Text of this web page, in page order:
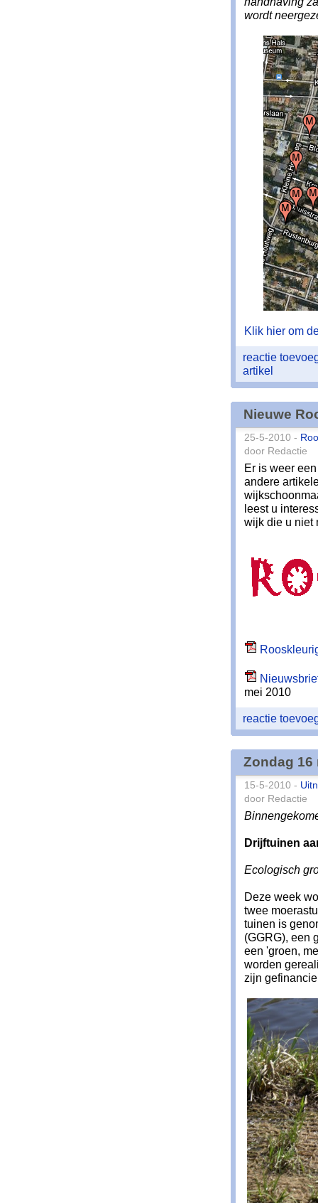
wordt
Klik hier om
reactie
artikel
Nieuwe
25-5-2010 -
door Redactie
Er is weer
andere
leest u
wijk die u niet
mei 2010
reactie
Zondag
15-5-2010 -
door Redactie
Drijftuinen
Ecologisch
Deze week
twee
tuinen is
(GGRG), een
een 'groen,
worden
zijn